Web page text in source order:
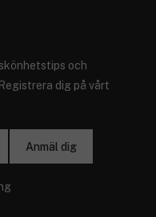
och
dig på vårt
Anmäl dig